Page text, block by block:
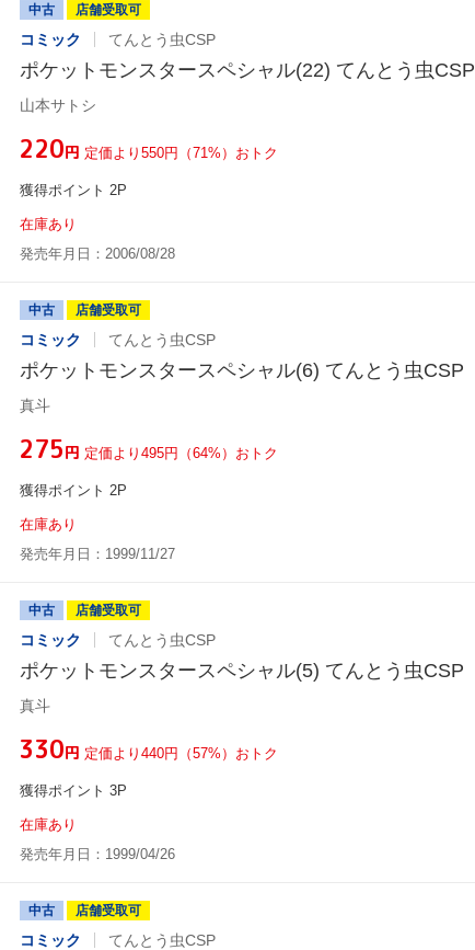
中古 店舗受取可
コミック てんとう虫CSP
ポケットモンスタースペシャル(22) てんとう虫CSP
山本サトシ
¥220円 定価より550円（71%）おトク
獲得ポイント 2P
在庫あり
発売年月日：2006/08/28
中古 店舗受取可
コミック てんとう虫CSP
ポケットモンスタースペシャル(6) てんとう虫CSP
真斗
¥275円 定価より495円（64%）おトク
獲得ポイント 2P
在庫あり
発売年月日：1999/11/27
中古 店舗受取可
コミック てんとう虫CSP
ポケットモンスタースペシャル(5) てんとう虫CSP
真斗
¥330円 定価より440円（57%）おトク
獲得ポイント 3P
在庫あり
発売年月日：1999/04/26
中古 店舗受取可
コミック てんとう虫CSP